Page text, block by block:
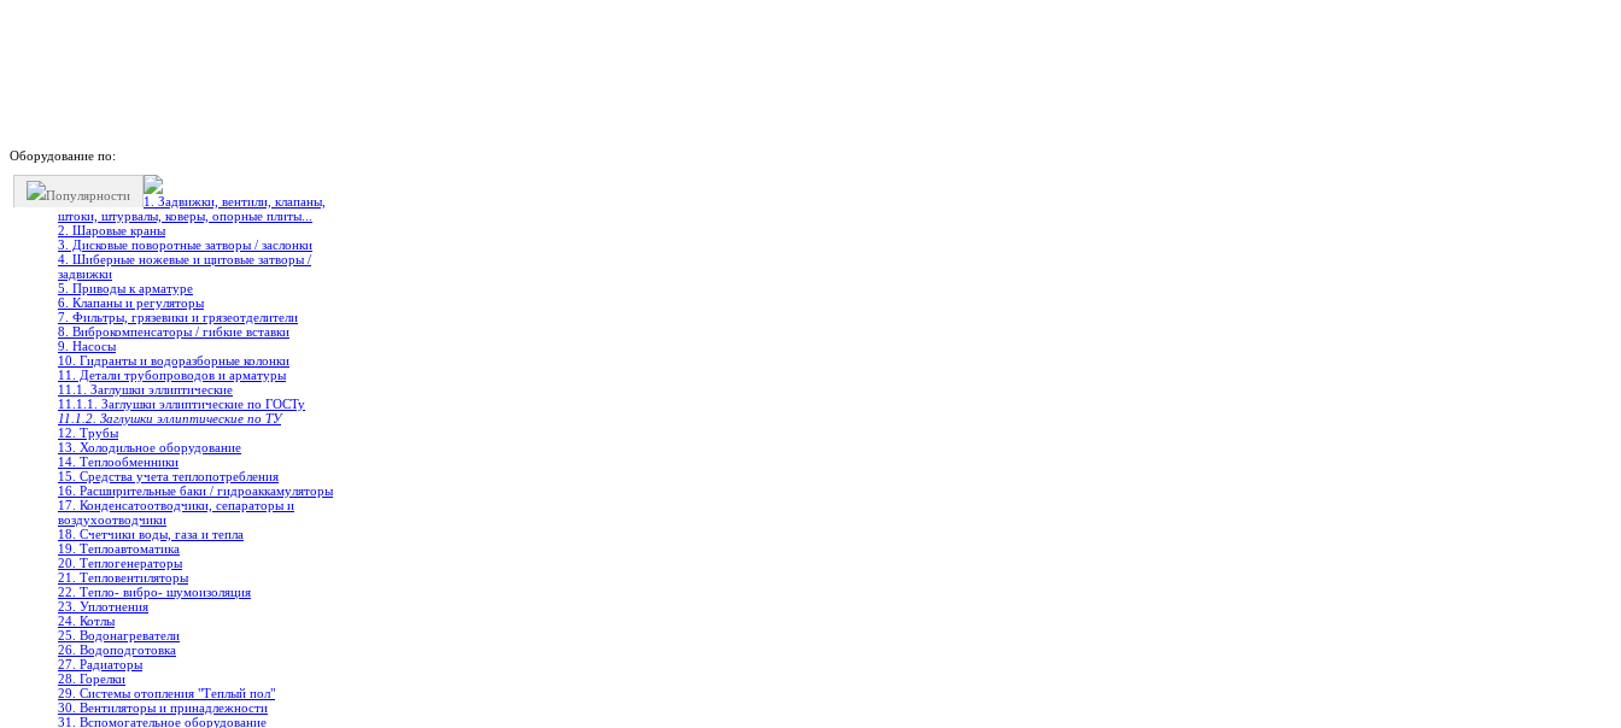
Оборудование по:
Популярности
1. Задвижки, вентили, клапаны,
штоки, штурвалы, коверы, опорные плиты...
2. Шаровые краны
3. Дисковые поворотные затворы / заслонки
4. Шиберные ножевые и щитовые затворы /
задвижки
5. Приводы к арматуре
6. Клапаны и регуляторы
7. Фильтры, грязевики и грязеотделители
8. Виброкомпенсаторы / гибкие вставки
9. Насосы
10. Гидранты и водоразборные колонки
11. Детали трубопроводов и арматуры
11.1. Заглушки эллиптические
11.1.1. Заглушки эллиптические по ГОСТу
11.1.2. Заглушки эллиптические по ТУ
12. Трубы
13. Холодильное oборудование
14. Теплообменники
15. Средства учета теплопотребления
16. Расширительные баки / гидроаккамуляторы
17. Конденсатоотводчики, сепараторы и
воздухоотводчики
18. Счетчики воды, газа и тепла
19. Теплоавтоматика
20. Теплогенераторы
21. Тепловентиляторы
22. Тепло- вибро- шумоизоляция
23. Уплотнения
24. Котлы
25. Водонагреватели
26. Водоподготовка
27. Радиаторы
28. Горелки
29. Системы отопления "Теплый пол"
30. Вентиляторы и принадлежности
31. Вспомогательное оборудование